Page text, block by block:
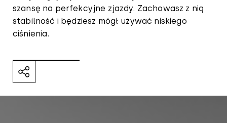
szansę na perfekcyjne zjazdy. Zachowasz z nią
stabilność i będziesz mógł używać niskiego
ciśnienia.